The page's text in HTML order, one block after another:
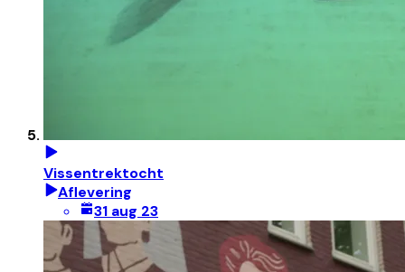
Vissentrektocht
Aflevering
31 aug 23